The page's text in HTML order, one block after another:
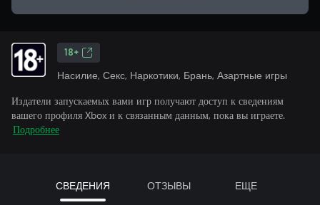
18+
Насилие, Секс, Наркотики, Брань, Азартные игры
Издатели запускаемых вами игр получают доступ к сведениям
вашего профиля Xbox и к связанным данным, пока вы играете.
Подробнее
СВЕДЕНИЯ ОТЗЫВЫ ЕЩЕ